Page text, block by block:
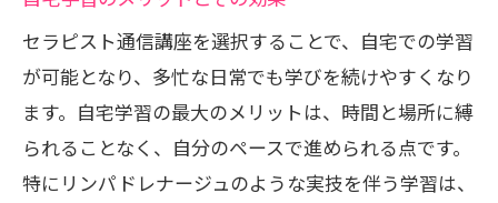
セラピスト通信講座がもたらすリンパドレナ
ージュの新たな可能性
通信講座で広がるキャリアの選択肢
最新技術を取り入れた学習プログラム
通信講座が提供する新しい学びの形
セラピスト通信講座を選択することで、自宅での学習
が可能となり、多忙な日常でも学びを続けやすくなり
ます。自宅学習の最大のメリットは、時間と場所に縛
られることなく、自分のペースで進められる点です。
特にリンパドレナージュのような実技を伴う学習は、